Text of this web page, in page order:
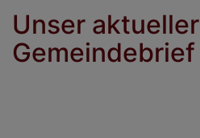
Unser aktueller
Gemeindebrief